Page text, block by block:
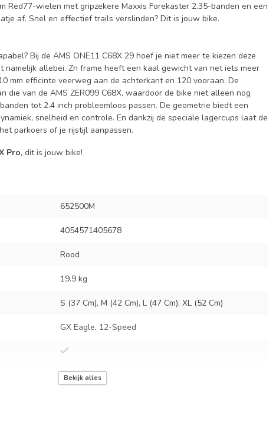
Red77-wielen met gripzekere Maxxis Forekaster 2.35-banden en een
af. Snel en effectief trails verslinden? Dit is jouw bike.
Bij de AMS ONE11 C68X 29 hoef je niet meer te kiezen deze
namelijk allebei. Zn frame heeft een kaal gewicht van net iets meer
mm efficinte veerweg aan de achterkant en 120 vooraan. De
die van de AMS ZER099 C68X, waardoor de bike niet alleen nog
tot 2.4 inch probleemloos passen. De geometrie biedt een
snelheid en controle. En dankzij de speciale lagercups laat de
parkoers of je rijstijl aanpassen.
Pro, dit is jouw bike!
652500M
4054571405678
Rood
19.9 kg
S (37 Cm), M (42 Cm), L (47 Cm), XL (52 Cm)
GX Eagle, 12-Speed
Heren
Bekijk alles